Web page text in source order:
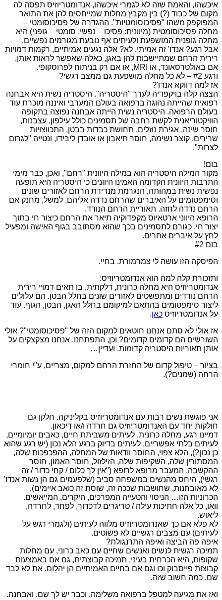
איכשהו, והאמת שזה לא לגמרי איכשהו, אנדומטריוזיס תפסה לה
מקום של כבוד (?) בין מקבץ מחלות שמייחסים להן את התואר
המפוקפק משהו "פסיכוסומטיות". ההגדרה של פסיכוסומטי –
מחלה פסיכוסומטית (מיוונית: פסיכו – נפשי, סומטי – גופני) היא
מחלה גופנית המושפעת ולעיתים אף נובעת מגורמים נפשיים.
אבל רגע? אנדו' זה אמיתי, לא? אלה נגעים אמיתיים, רקמות דמויות
רירית הרחם שמתיישבות להן באגן, כאלה שאפשר לראות אותן,
אם באולטרסאונד, או MRI, או אם רק בניתוח לפרוסקופי.
ורגע #2 – לא כל מחלה מושפעת גם ממצב רגשי?
אז למה דווקא אנדו'?
הצצה קלה בויקפדיה לערך "היסטריה". היסטריה נשית היא אבחנה
רפואית שהייתה נהוגה ברפואה בעולם המערבי ואיננה מוכרת עוד
בעולם הרפואה. היסטריה נשית הייתה אבחנה נפוצה בתקופה
הוויקטוריאנית לקשת רחבה של תסמינים כולל עילפון, עצבנות,
חוסר שינה, אגירת נוזלים, תחושת כבדות בבטן, התכווצויות
שרירים, קוצר נשימה, חוסר תיאבון או אובדן ליבידו, ונטייה "לגרום
לצרות".
בום!
מקור המילה היסטריה הוא במילה היוונית "רחם", ואכן, כבר מימי
התרבות היוונית הקדומה האמינו היוונים כי היסטריה היא תופעה
נפשית נשית במהותה, הנגרמת מנדידת הרחם לאזורים שונים
וסימפטומים על האיברים שהרחם נדדה אליהם. למשל, מחנק אם
הרחם נדדה לחזה. תאוריית הרחם הנודד.
הרופא היווני ארטאיוס מקפדוקיה תיאר את הרחם כיצור חי בתוך
יצור חי. כגורם לתסמינים בכך שהוא מסתובב בגוף האישה ומפעיל
לחץ על איברים אחרים.
בום #2
הפיסקה הזו עושה לי צמרמורת. בחיי.
ותזכורת קלה למה הוא אנדומטריוזיס:
אנדומטריוזיס היא מחלה כרונית, דלקתית, בו תאים דמויי רירית
הרחם נודדים ומתפשטים לאזורים שונים בחלל הבטן. הם עלולים
ליצור סימפטומים בהתאם למיקומם בחלל האגן, הבטן, הגוף. עוד
על אנדומטריוזיס כאן.
אז אולי לא סתם אנחנו חוטאים למקום הזה של "פסיכוסומטי"? אולי
השורשים הם קדומים קדומים? וכן, התפתחנו. אנחנו מצקצקים על
אותן תאוריות היסטריה קדומות. ועדיין…
בציור – טיפול קדום של החזרת הרחם למקום, מצריים, ע"י חומרי
הרחה (שמנים?).
אני פוגשת נשים רבות עם אנדומטריוזיס בקליניקה. חלקן גם
חולקות יחד עם האנדומטריוזיס גם חרדה ו/או דיכאון.
דמיינו רגע, מחלה כרונית. לעיתים משביתת חיים, כאבים יומיומיים,
לעיתים בלתי אפשריים, לעיתים בדיוק ברגע הלא נכון (יש רגע שהוא
כן נכון?), הלא צפוי, החוסר וודאות של המחלה, ההפכפכות שלה,
המסתורין שלה, השקיפות שלה, הזילזול, חוסר האמון, חוסר
ההקשבה, המעבר מרופא לרופא ("אין לך כלום / קחי כדור / זה
רגשי), היחס מהנשים במשפחה סביב (שלפעמים גם הן נשות אנדו'
לא מאובחנות, שחושבות שככה זה, שוסת זה כואב איימים),
הכרוניות הזו… הניסוי והטעייה המפרכים, היקרים, המייאשים.
וואו, כל אלה חתיכות עילה / טריגרים לדכדוך, לפחד, לחרדה,
ליאוש.
לא פלא אם כך שאנדומטריוזיס מלווה לעיתים (ולגמרי דגש על
לעיתים) עם מצבים רגשיים לא פשוטים.
איפה פה הביצה ואיפה התרנגולת?
תמיכה רגשית לנשים ואנשים שחיים עם כאב כרוני, עם מחלות
שקופות, היא הכרחית בעיני. תמיכה קבוצתית, גם אם באמצעות
קבוצות פייסבוק וכו וגם אם בחיים האמיתיים הן יהלום. את לא לבד
שם. כמה חשוב שזה.
ואז את מגיעה למטפל ברפואה משלימה. וכבר יש לך שם. ואבחנה.